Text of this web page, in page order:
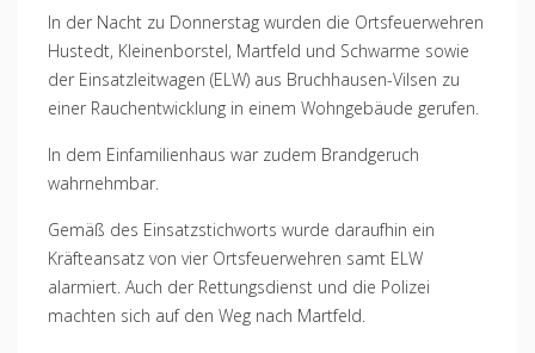
In der Nacht zu Donnerstag wurden die Ortsfeuerwehren
Hustedt, Kleinenborstel, Martfeld und Schwarme sowie
der Einsatzleitwagen (ELW) aus Bruchhausen-Vilsen zu
einer Rauchentwicklung in einem Wohngebäude gerufen.
In dem Einfamilienhaus war zudem Brandgeruch
wahrnehmbar.
Gemäß des Einsatzstichworts wurde daraufhin ein
Kräfteansatz von vier Ortsfeuerwehren samt ELW
alarmiert. Auch der Rettungsdienst und die Polizei
machten sich auf den Weg nach Martfeld.